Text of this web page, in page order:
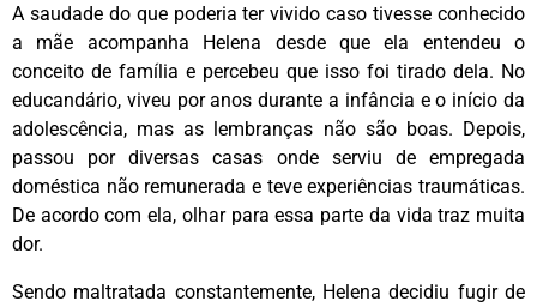
A saudade do que poderia ter vivido caso tivesse conhecido
a mãe acompanha Helena desde que ela entendeu o
conceito de família e percebeu que isso foi tirado dela. No
educandário, viveu por anos durante a infância e o início da
adolescência, mas as lembranças não são boas. Depois,
passou por diversas casas onde serviu de empregada
doméstica não remunerada e teve experiências traumáticas.
De acordo com ela, olhar para essa parte da vida traz muita
dor.
Sendo maltratada constantemente, Helena decidiu fugir de